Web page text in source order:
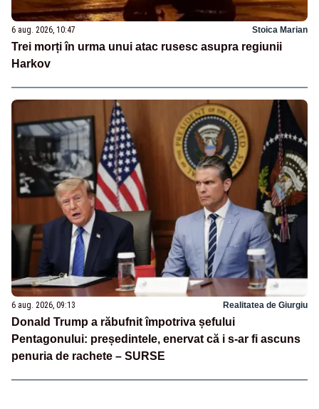
6 aug. 2026, 10:47 Stoica Marian
Trei morți în urma unui atac rusesc asupra regiunii
Harkov
6 aug. 2026, 09:13 Realitatea de Giurgiu
Donald Trump a răbufnit împotriva șefului
Pentagonului: președintele, enervat că i s-ar fi ascuns
penuria de rachete – SURSE